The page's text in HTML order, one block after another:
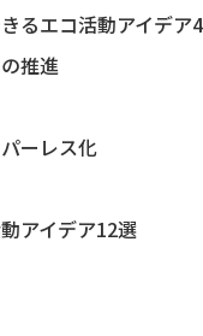
るエコ活動アイデア
推進
ーレス化
アイデア12選